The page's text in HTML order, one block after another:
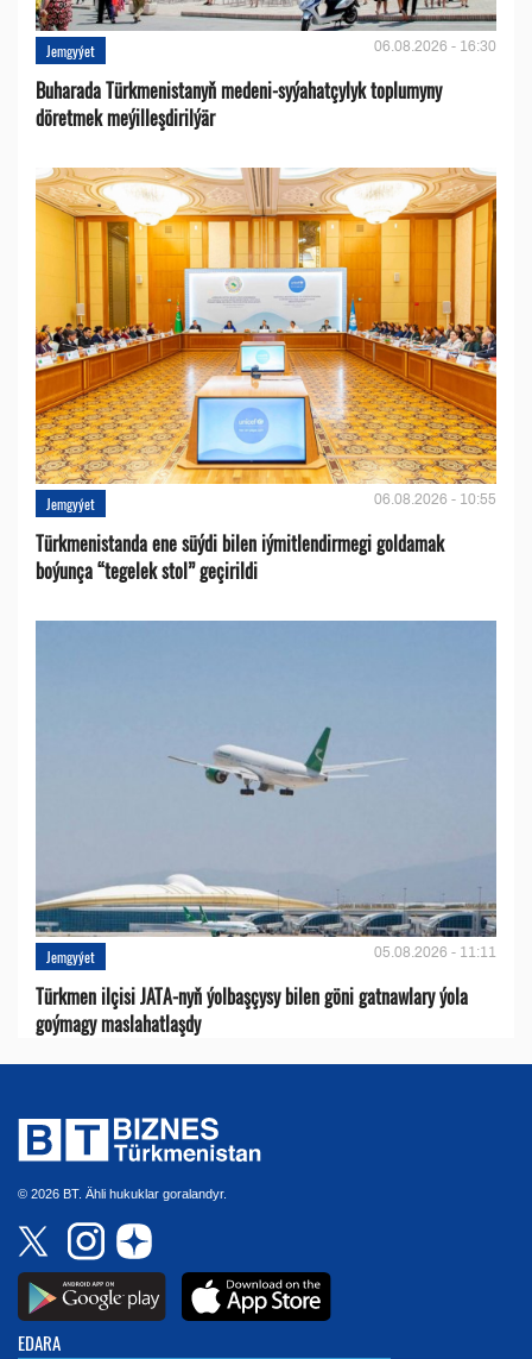
Jemgyýet 06.08.2026 - 16:30
Buharada Türkmenistanyň medeni-syýahatçylyk toplumyny
döretmek meýilleşdirilýär
Jemgyýet 06.08.2026 - 10:55
Türkmenistanda ene süýdi bilen iýmitlendirmegi goldamak
boýunça “tegelek stol” geçirildi
Jemgyýet 05.08.2026 - 11:11
Türkmen ilçisi JATA-nyň ýolbaşçysy bilen göni gatnawlary ýola
goýmagy maslahatlaşdy
© 2026 BT. Ähli hukuklar goralandyr.
EDARA